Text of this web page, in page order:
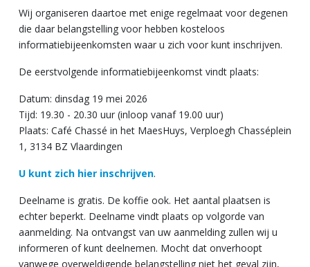
Wij organiseren daartoe met enige regelmaat voor degenen
die daar belangstelling voor hebben kosteloos
informatiebijeenkomsten waar u zich voor kunt inschrijven.
De eerstvolgende informatiebijeenkomst vindt plaats:
Datum: dinsdag 19 mei 2026
Tijd: 19.30 - 20.30 uur (inloop vanaf 19.00 uur)
Plaats: Café Chassé in het MaesHuys, Verploegh Chasséplein
1, 3134 BZ Vlaardingen
U kunt zich hier inschrijven.
Deelname is gratis. De koffie ook. Het aantal plaatsen is
echter beperkt. Deelname vindt plaats op volgorde van
aanmelding. Na ontvangst van uw aanmelding zullen wij u
informeren of kunt deelnemen. Mocht dat onverhoopt
vanwege overweldigende belangstelling niet het geval zijn,